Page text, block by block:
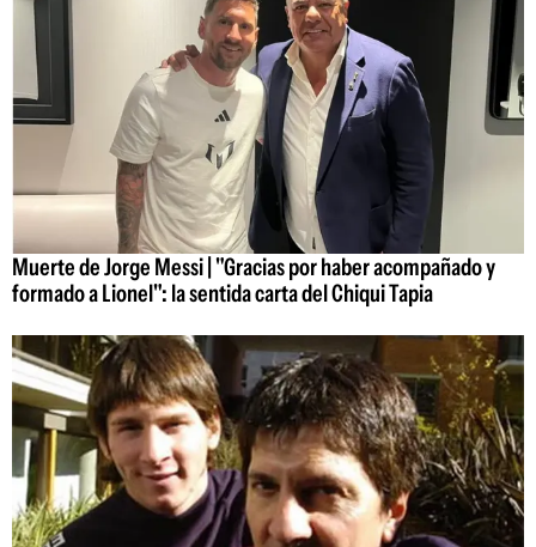
Muerte de Jorge Messi | "Gracias por haber acompañado y
formado a Lionel": la sentida carta del Chiqui Tapia